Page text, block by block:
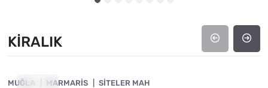
KIRALIK
KIRALIK
MUĞLA MARMARIS SITELER MAH